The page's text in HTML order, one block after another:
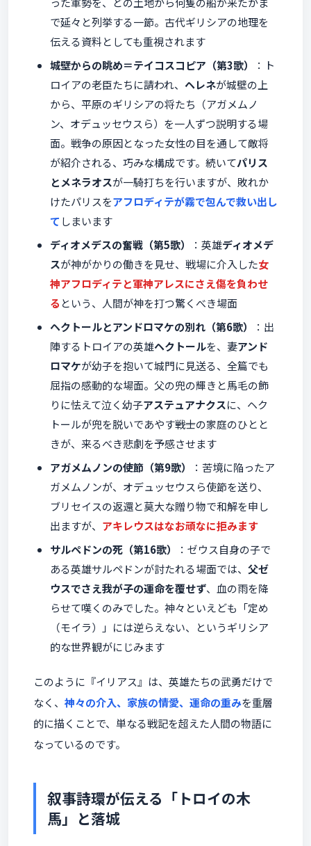
で延々と列挙する一節。古代ギリシアの地理を
伝える資料としても重視されます
城壁からの眺め＝テイコスコピア（第3歌）
：ト
ロイアの老臣たちに請われ、 ヘレネが城壁の上
から、平原のギリシアの将たち（アガメムノ
ン、オデュッセウスら）を一人ずつ説明する場
面。戦争の原因となった女性の目を通して敵将
が紹介される、巧みな構成です。続いてパリス
とメネラオスが一騎打ちを行いますが、敗れか
けたパリスをアフロディテが霧で包んで救い出し
て しまいます
ディオメデスの奮戦（第5歌）
：英雄ディオメデ
スが神がかりの働きを見せ、戦場に介入した女
神アフロディテと軍神アレスにさえ傷を負わせ
る という、人間が神を打つ驚くべき場面
ヘクトールとアンドロマケの別れ（第6歌）
：出
陣するトロイアの英雄ヘクトールを、妻アンド
ロマケが幼子を抱いて城門に見送る、全篇でも
屈指の感動的な場面。父の兜の輝きと馬毛の飾
りに怯えて泣く幼子アステュアナクスに、ヘク
トールが兜を脱いであやす――戦士の家庭のひとと
きが、来るべき悲劇を予感させます
アガメムノンの使節（第9歌）
：苦境に陥ったア
ガメムノンが、オデュッセウスら使節を送り、
ブリセイスの返還と莫大な贈り物で和解を申し
出ますが、 アキレウスはなお頑なに拒みます
サルペドンの死（第16歌）
：ゼウス自身の子で
ある英雄サルペドンが討たれる場面では、 父ゼ
ウスでさえ我が子の運命を覆せず、血の雨を降
らせて嘆くのみでした。神々といえども「定め
（モイラ）」には逆らえない、というギリシア
的な世界観がにじみます
このように『イリアス』は、英雄たちの武勇だけで
なく、 神々の介入、家族の情愛、運命の重みを重層
的に描くことで、単なる戦記を超えた人間の物語に
なっているのです。
叙事詩環が伝える「トロイの木
馬」と落城